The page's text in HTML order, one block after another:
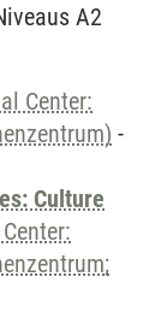
A2
Center:
-
Culture